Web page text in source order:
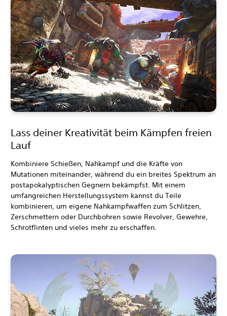
Lass deiner Kreativität beim Kämpfen freien
Lauf
Kombiniere Schießen, Nahkampf und die Kräfte von
Mutationen miteinander, während du ein breites Spektrum an
postapokalyptischen Gegnern bekämpfst. Mit einem
umfangreichen Herstellungssystem kannst du Teile
kombinieren, um eigene Nahkampfwaffen zum Schlitzen,
Zerschmettern oder Durchbohren sowie Revolver, Gewehre,
Schrotflinten und vieles mehr zu erschaffen.